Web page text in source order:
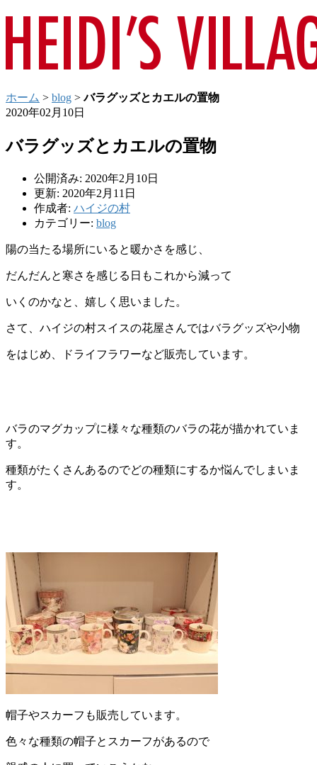
ホーム > blog >バラグッズとカエルの置物
2020年02月10日
バラグッズとカエルの置物
公開済み: 2020年2月10日
更新: 2020年2月11日
作成者: ハイジの村
カテゴリー: blog
陽の当たる場所にいると暖かさを感じ、
だんだんと寒さを感じる日もこれから減って
いくのかなと、嬉しく思いました。
さて、ハイジの村スイスの花屋さんではバラグッズや小物
をはじめ、ドライフラワーなど販売しています。
バラのマグカップに様々な種類のバラの花が描かれていま
す。
種類がたくさんあるのでどの種類にするか悩んでしまいま
す。
帽子やスカーフも販売しています。
色々な種類の帽子とスカーフがあるので